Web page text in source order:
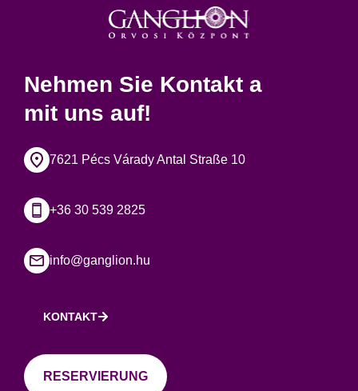
Nehmen Sie Kontakt a
mit uns auf!
7621 Pécs Várady Antal Straße 10
+36 30 539 2825
info@ganglion.hu
KONTAKT
RESERVIERUNG